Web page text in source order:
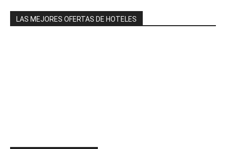
LAS MEJORES OFERTAS DE HOTELES